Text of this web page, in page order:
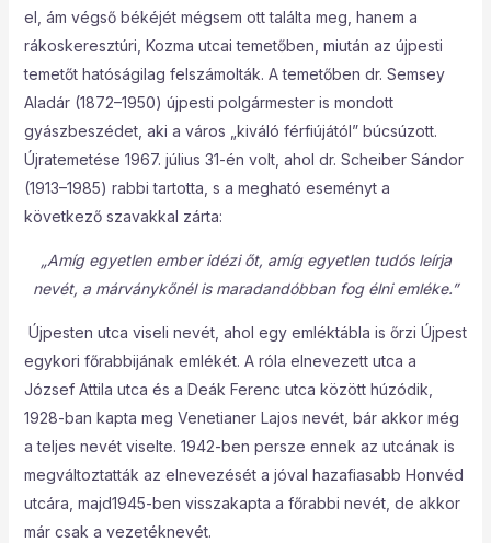
el, ám végső békéjét mégsem ott találta meg, hanem a
rákoskeresztúri, Kozma utcai temetőben, miután az újpesti
temetőt hatóságilag felszámolták. A temetőben dr. Semsey
Aladár (1872–1950) újpesti polgármester is mondott
gyászbeszédet, aki a város „kiváló férfiújától” búcsúzott.
Újratemetése 1967. július 31-én volt, ahol dr. Scheiber Sándor
(1913–1985) rabbi tartotta, s a megható eseményt a
következő szavakkal zárta:
„Amíg egyetlen ember idézi őt, amíg egyetlen tudós leírja
nevét, a márványkőnél is maradandóbban fog élni emléke.”
Újpesten utca viseli nevét, ahol egy emléktábla is őrzi Újpest
egykori főrabbijának emlékét. A róla elnevezett utca a
József Attila utca és a Deák Ferenc utca között húzódik,
1928-ban kapta meg Venetianer Lajos nevét, bár akkor még
a teljes nevét viselte. 1942-ben persze ennek az utcának is
megváltoztatták az elnevezését a jóval hazafiasabb Honvéd
utcára, majd1945-ben visszakapta a főrabbi nevét, de akkor
már csak a vezetéknevét.